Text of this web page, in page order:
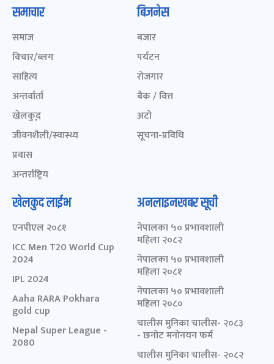
समाचार
समाज
विचार/ब्लग
साहित्य
अन्तर्वार्ता
खेलकुद़़
जीवनशैली/स्वास्थ्य
प्रवास
अन्तर्राष्ट्रिय
बिजनेस
बजार
पर्यटन
रोजगार
बैंक / वित्त
अटो
सूचना-प्रविधि
खेलकुद लाईभ
एनपीएल २०८१
ICC Men T20 World Cup
2024
IPL 2024
Aaha RARA Pokhara
gold cup
Nepal Super League -
2080
अनलाइनखबर सूची
नेपालका ५० प्रभावशाली
महिला २०८२
नेपालका ५० प्रभावशाली
महिला २०८१
नेपालका ५० प्रभावशाली
महिला २०८०
चालीस मुनिका चालीस- २०८३
- छनोट मनोनयन फर्म
चालीस मुनिका चालीस- २०८२